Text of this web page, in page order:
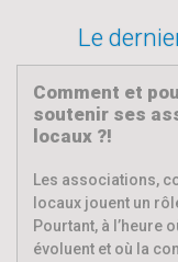
Le
Comment et
soutenir ses
locaux ?!
Les associations,
locaux jouent un
Pourtant, à l’heure
évoluent et où la